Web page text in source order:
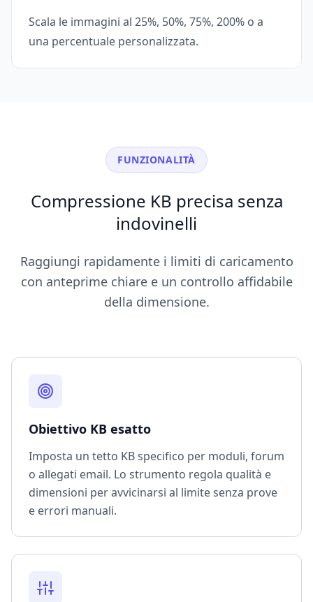
Scala le immagini al 25%, 50%, 75%, 200% o a
una percentuale personalizzata.
FUNZIONALITÀ
Compressione KB precisa senza
indovinelli
Raggiungi rapidamente i limiti di caricamento
con anteprime chiare e un controllo affidabile
della dimensione.
Obiettivo KB esatto
Imposta un tetto KB specifico per moduli, forum
o allegati email. Lo strumento regola qualità e
dimensioni per avvicinarsi al limite senza prove
e errori manuali.